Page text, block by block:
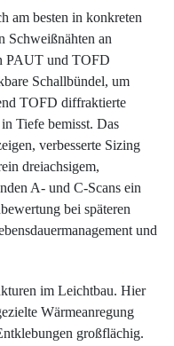
am besten in konkreten
Schweißnähten an
PAUT und TOFD
Schallbündel, um
TOFD diffraktierte
Tiefe bemisst. Das
verbesserte Sizing
dreiachsigem,
A- und C-Scans ein
bei späteren
und
im Leichtbau. Hier
Wärmeanregung
großflächig.